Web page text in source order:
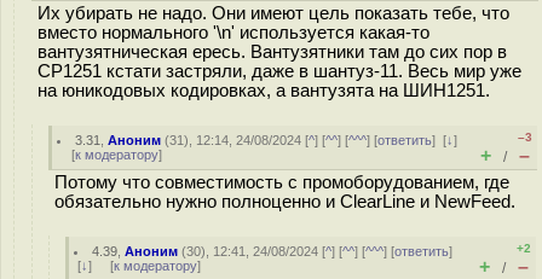
Их убирать не надо. Они имеют цель показать тебе, что
вместо нормального '\n' используется какая-то
вантузятническая ересь. Вантузятники там до сих пор в
CP1251 кстати застряли, даже в шантуз-11. Весь мир уже
на юникодовых кодировках, а вантузята на ШИН1251.
3.31 ,Аноним (31), 12:14, 24/08/2024 [^] [^^] [^^^] [ответить][↓]
[к модератору]
–3
+ / –
Потому что совместимость с промоборудованием, где
обязательно нужно полноценно и ClearLine и NewFeed.
4.39 ,Аноним (30), 12:41, 24/08/2024 [^] [^^] [^^^] [ответить]
[↓] [к модератору]
+2
+ / –